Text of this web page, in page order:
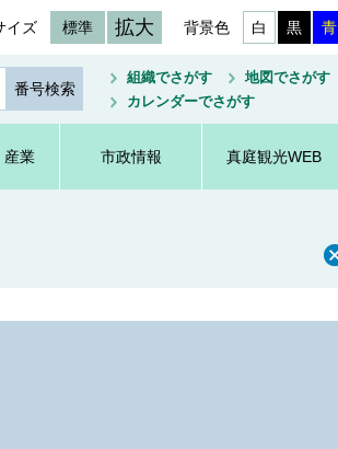
イズ 標準 拡大 背景色 白 黒 青
組織でさがす
地図でさがす
カレンダーでさがす
産業 市政情報 真庭観光WEB